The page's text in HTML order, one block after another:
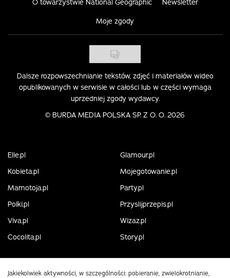
O towarzystwie National Geographic Newsletter
Moje zgody
Dalsze rozpowszechnianie tekstów, zdjęć i materiałów wideo
opublikowanych w serwisie w całości lub w części wymaga
uprzedniej zgody wydawcy.
© BURDA MEDIA POLSKA SP. Z O. O. 2026
Elle.pl
Glamour.pl
Kobieta.pl
Mojegotowanie.pl
Mamotoja.pl
Party.pl
Polki.pl
Przyslijprzepis.pl
Viva.pl
Wizaz.pl
Cocolita.pl
Story.pl
Jakiekolwiek aktywności, w szczególności: pobieranie, zwielokrotnianie,